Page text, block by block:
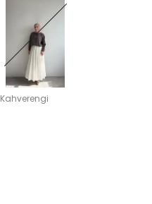
Kahverengi